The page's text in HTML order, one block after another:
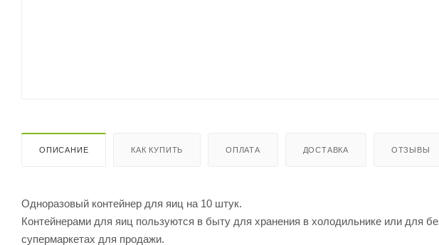
ОПИСАНИЕ КАК КУПИТЬ ОПЛАТА ДОСТАВКА ОТЗЫВЫ
Одноразовый контейнер для яиц на 10 штук.
Контейнерами для яиц пользуются в быту для хранения в холодильнике или для
супермаркетах для продажи.